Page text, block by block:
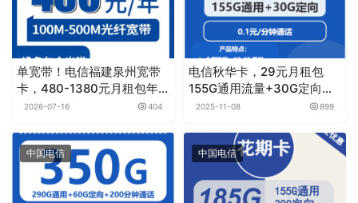
单宽带！电信福建泉州宽带
卡，480-1380元月租包年
100-500M单宽带套餐
2026-07-16 404
电信秋华卡，29元月租包
155G通用流量+30G定向流
量+0.1元月租/分钟
2025-11-08 899
中国电信 中国电信